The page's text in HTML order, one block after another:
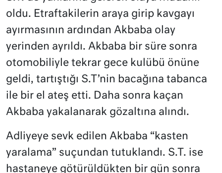
oldu. Etraftakilerin araya girip kavgayı
ayırmasının ardından Akbaba olay
yerinden ayrıldı. Akbaba bir süre sonra
otomobiliyle tekrar gece kulübü önüne
geldi, tartıştığı S.T’nin bacağına tabanca
ile bir el ateş etti. Daha sonra kaçan
Akbaba yakalanarak gözaltına alındı.
Adliyeye sevk edilen Akbaba “kasten
yaralama” suçundan tutuklandı. S.T. ise
hastaneye götürüldükten bir gün sonra